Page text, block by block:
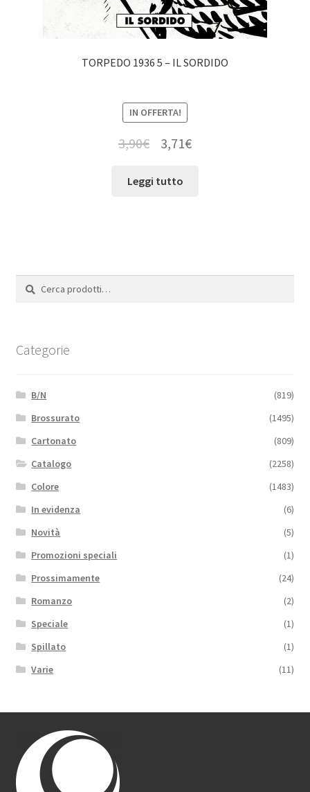
TORPEDO 1936 5 – IL SORDIDO
IN OFFERTA!
3,90€ 3,71€
Leggi tutto
Cerca:
Cerca
Categorie
B/N
(819)
Brossurato
(1495)
Cartonato
(809)
Catalogo
(2258)
Colore
(1483)
In evidenza
(6)
Novità
(5)
Promozioni speciali
(1)
Prossimamente
(24)
Romanzo
(2)
Speciale
(1)
Spillato
(1)
Varie
(11)